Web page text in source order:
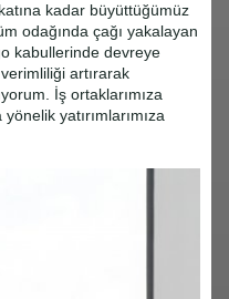
kadar büyüttüğümüz
odağında çağı yakalayan
kabullerinde devreye
artırarak
İş ortaklarımıza
yatırımlarımıza